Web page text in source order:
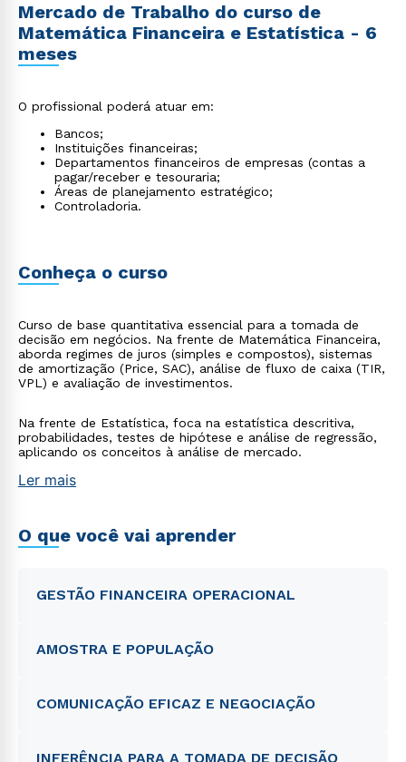
Mercado de Trabalho do curso de
Matemática Financeira e Estatística - 6
meses
O profissional poderá atuar em:
Bancos;
Instituições financeiras;
Departamentos financeiros de empresas (contas a
pagar/receber e tesouraria;
Áreas de planejamento estratégico;
Controladoria.
Conheça o curso
Curso de base quantitativa essencial para a tomada de
decisão em negócios. Na frente de Matemática Financeira,
aborda regimes de juros (simples e compostos), sistemas
de amortização (Price, SAC), análise de fluxo de caixa (TIR,
VPL) e avaliação de investimentos.
Na frente de Estatística, foca na estatística descritiva,
probabilidades, testes de hipótese e análise de regressão,
aplicando os conceitos à análise de mercado.
Ler mais
O que você vai aprender
GESTÃO FINANCEIRA OPERACIONAL
AMOSTRA E POPULAÇÃO
COMUNICAÇÃO EFICAZ E NEGOCIAÇÃO
INFERÊNCIA PARA A TOMADA DE DECISÃO